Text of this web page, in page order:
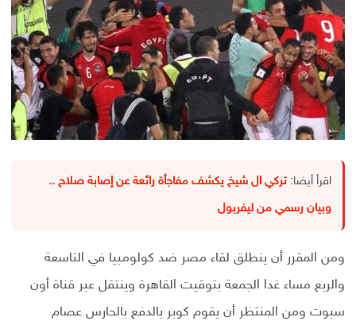
اقرأ أيضا: تركي ال شيخ يكشف مفاجأة رائعة عن إصابة صلاح ..
وبيان رسمي من ليفربول
ومن المقرر أن ينطلق لقاء مصر ضد كولومبيا في التاسعة
والربع مساء غدا الجمعة بتوقيت القاهرة وينتقل عبر قناة أون
سبوت ومن المنتظر أن يقوم كوبر بالدفع بالحارس عصام